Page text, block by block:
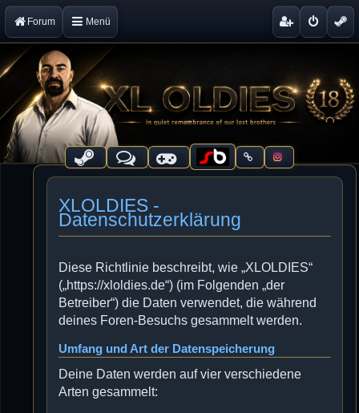
Forum Menü
XLOLDIES -
Datenschutzerklärung
Diese Richtlinie beschreibt, wie „XLOLDIES“
(„https://xloldies.de“) (im Folgenden „der
Betreiber“) die Daten verwendet, die während
deines Foren-Besuchs gesammelt werden.
Umfang und Art der Datenspeicherung
Deine Daten werden auf vier verschiedene
Arten gesammelt: